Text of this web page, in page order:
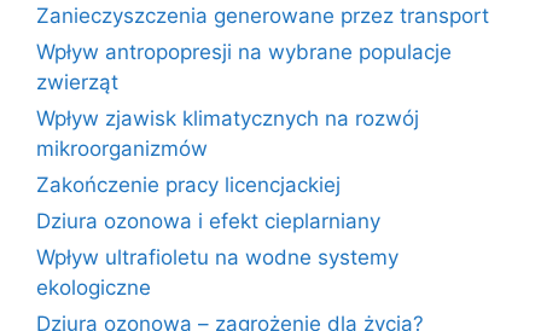
Zanieczyszczenia generowane przez transport
Wpływ antropopresji na wybrane populacje
zwierząt
Wpływ zjawisk klimatycznych na rozwój
mikroorganizmów
Zakończenie pracy licencjackiej
Dziura ozonowa i efekt cieplarniany
Wpływ ultrafioletu na wodne systemy
ekologiczne
Dziura ozonowa – zagrożenie dla życia?